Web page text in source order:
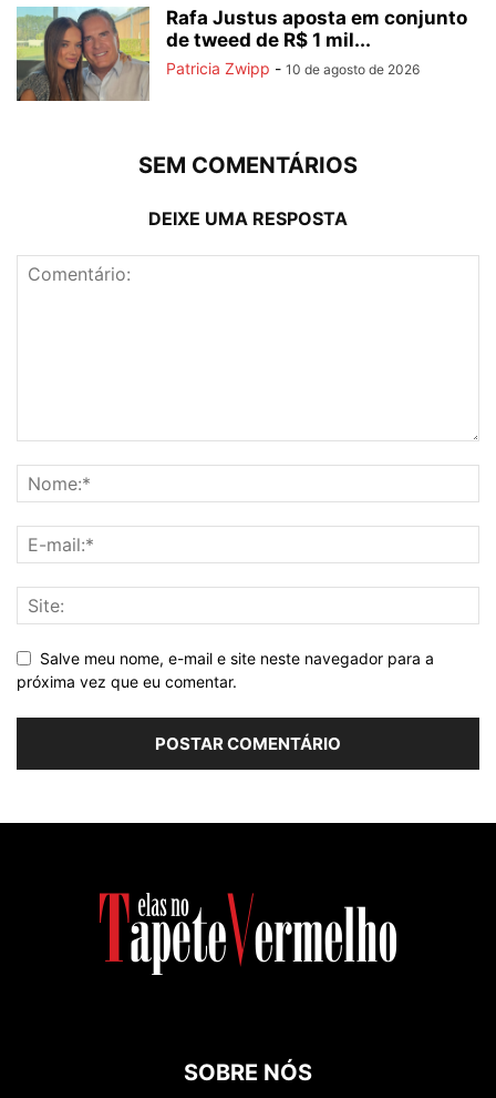
Rafa Justus aposta em conjunto
de tweed de R$ 1 mil...
Patricia Zwipp - 10 de agosto de 2026
SEM COMENTÁRIOS
DEIXE UMA RESPOSTA
Salve meu nome, e-mail e site neste navegador para a
próxima vez que eu comentar.
SOBRE NÓS